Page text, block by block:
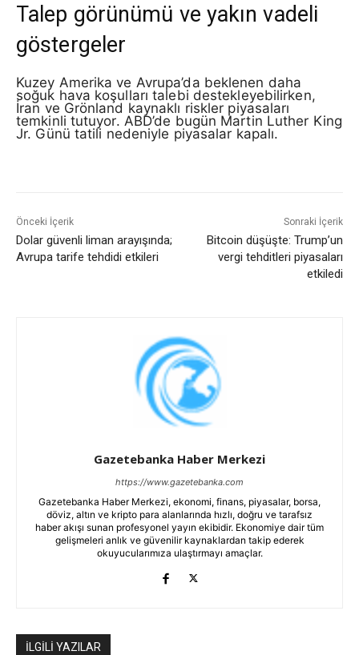
Talep görünümü ve yakın vadeli
göstergeler
Kuzey Amerika ve Avrupa’da beklenen daha
soğuk hava koşulları talebi destekleyebilirken,
İran ve Grönland kaynaklı riskler piyasaları
temkinli tutuyor. ABD’de bugün Martin Luther King
Jr. Günü tatili nedeniyle piyasalar kapalı.
Önceki İçerik
Dolar güvenli liman arayışında;
Avrupa tarife tehdidi etkileri
Sonraki İçerik
Bitcoin düşüşte: Trump’un
vergi tehditleri piyasaları
etkiledi
Gazetebanka Haber Merkezi
https://www.gazetebanka.com
Gazetebanka Haber Merkezi, ekonomi, finans, piyasalar, borsa,
döviz, altın ve kripto para alanlarında hızlı, doğru ve tarafsız
haber akışı sunan profesyonel yayın ekibidir. Ekonomiye dair tüm
gelişmeleri anlık ve güvenilir kaynaklardan takip ederek
okuyucularımıza ulaştırmayı amaçlar.
İLGİLİ YAZILAR